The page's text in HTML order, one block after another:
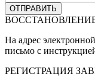
На адрес
письмо с
РЕГИСТРАЦИЯ